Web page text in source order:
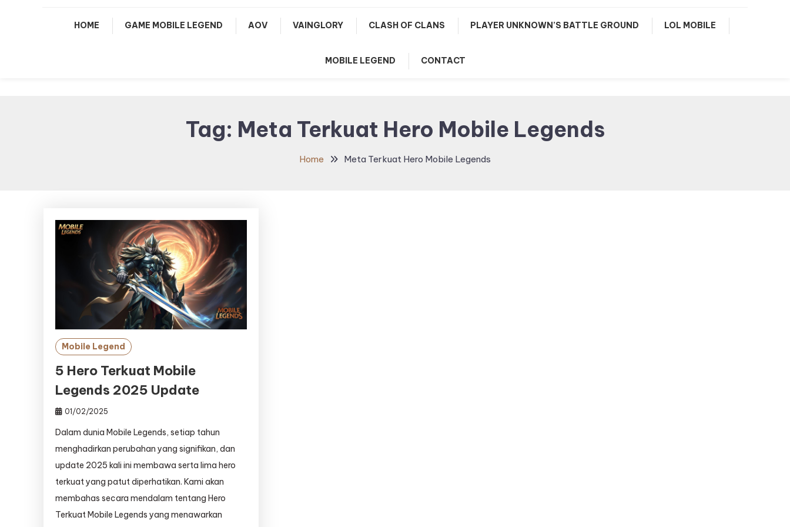
HOME GAME MOBILE LEGEND AOV VAINGLORY CLASH OF CLANS PLAYER UNKNOWN’S BATTLE GROUND LOL MOBILE
MOBILE LEGEND CONTACT
Tag: Meta Terkuat Hero Mobile Legends
Home Meta Terkuat Hero Mobile Legends
Mobile Legend
5 Hero Terkuat Mobile
Legends 2025 Update
01/02/2025
Dalam dunia Mobile Legends, setiap tahun
menghadirkan perubahan yang signifikan, dan
update 2025 kali ini membawa serta lima hero
terkuat yang patut diperhatikan. Kami akan
membahas secara mendalam tentang Hero
Terkuat Mobile Legends yang menawarkan